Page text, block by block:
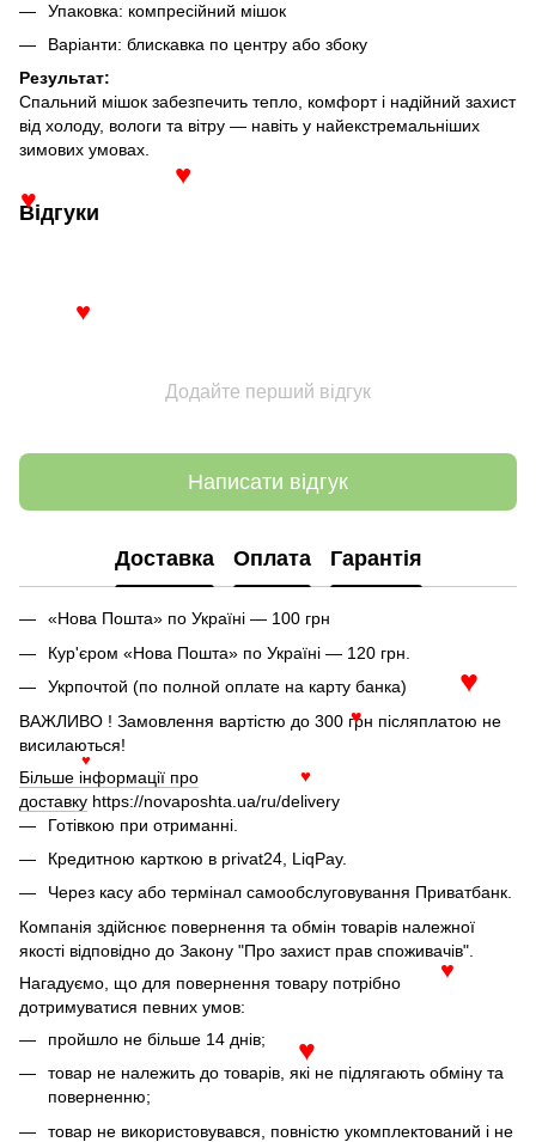
Упаковка: компресійний мішок
Варіанти: блискавка по центру або збоку
Результат:
Спальний мішок забезпечить тепло, комфорт і надійний захист
від холоду, вологи та вітру — навіть у найекстремальніших
зимових умовах.
Відгуки
Додайте перший відгук
Написати відгук
Доставка Оплата Гарантія
«Нова Пошта» по Україні — 100 грн
Кур'єром «Нова Пошта» по Україні — 120 грн.
Укрпочтой (по полной оплате на карту банка)
ВАЖЛИВО ! Замовлення вартістю до 300 грн післяплатою не
висилаються!
Більше інформації про
доставку https://novaposhta.ua/ru/delivery
Готівкою при отриманні.
Кредитною карткою в privat24, LiqPay.
Через касу або термінал самообслуговування Приватбанк.
Компанія здійснює повернення та обмін товарів належної
якості відповідно до Закону "Про захист прав споживачів".
Нагадуємо, що для повернення товару потрібно
дотримуватися певних умов:
пройшло не більше 14 днів;
товар не належить до товарів, які не підлягають обміну та
поверненню;
товар не використовувався, повністю укомплектований і не
♥
♥
♥
♥
♥
♥